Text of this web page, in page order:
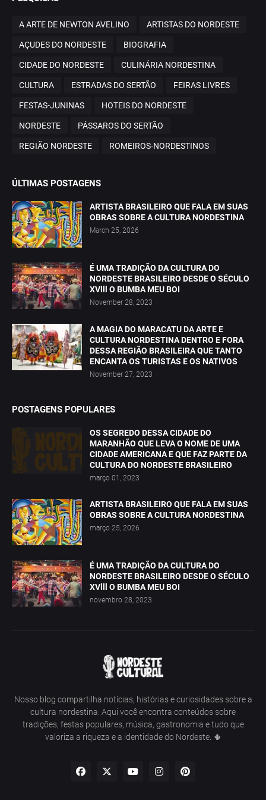
A ARTE DE NEWTON AVELINO ARTISTAS DO NORDESTE
AÇUDES DO NORDESTE BIOGRAFIA
CIDADE DO NORDESTE CULINÁRIA NORDESTINA
CULTURA ESTRADAS DO SERTÃO FEIRAS LIVRES
FESTAS-JUNINAS HOTEIS DO NORDESTE
NORDESTE PÁSSAROS DO SERTÃO
REGIÃO NORDESTE ROMEIROS-NORDESTINOS
ÚLTIMAS POSTAGENS
ARTISTA BRASILEIRO QUE FALA EM SUAS
OBRAS SOBRE A CULTURA NORDESTINA
March 25, 2026
É UMA TRADIÇÃO DA CULTURA DO
NORDESTE BRASILEIRO DESDE O SÉCULO
XVlll O BUMBA MEU BOI
November 28, 2023
A MAGIA DO MARACATU DA ARTE E
CULTURA NORDESTINA DENTRO E FORA
DESSA REGIÃO BRASILEIRA QUE TANTO
ENCANTA OS TURISTAS E OS NATIVOS
November 27, 2023
POSTAGENS POPULARES
OS SEGREDO DESSA CIDADE DO
MARANHÃO QUE LEVA O NOME DE UMA
CIDADE AMERICANA E QUE FAZ PARTE DA
CULTURA DO NORDESTE BRASILEIRO
março 01, 2023
ARTISTA BRASILEIRO QUE FALA EM SUAS
OBRAS SOBRE A CULTURA NORDESTINA
março 25, 2026
É UMA TRADIÇÃO DA CULTURA DO
NORDESTE BRASILEIRO DESDE O SÉCULO
XVlll O BUMBA MEU BOI
novembro 28, 2023
Nosso blog compartilha notícias, histórias e curiosidades sobre a
cultura nordestina. Aqui você encontra conteúdos sobre
tradições, festas populares, música, gastronomia e tudo que
valoriza a riqueza e a identidade do Nordeste. 🌵